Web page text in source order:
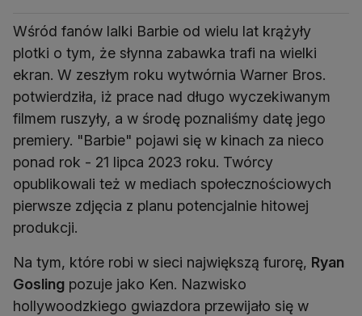
Wśród fanów lalki Barbie od wielu lat krążyły
plotki o tym, że słynna zabawka trafi na wielki
ekran. W zeszłym roku wytwórnia Warner Bros.
potwierdziła, iż prace nad długo wyczekiwanym
filmem ruszyły, a w środę poznaliśmy datę jego
premiery. "Barbie" pojawi się w kinach za nieco
ponad rok - 21 lipca 2023 roku. Twórcy
opublikowali też w mediach społecznościowych
pierwsze zdjęcia z planu potencjalnie hitowej
produkcji.
Na tym, które robi w sieci największą furorę, Ryan
Gosling pozuje jako Ken. Nazwisko
hollywoodzkiego gwiazdora przewijało się w